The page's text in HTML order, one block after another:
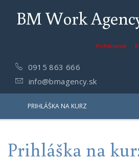
BM Work
Prihlásenie
0915 863 666
info@bmagency.sk
PRIHLÁŠKA NA KURZ
Prihláška na